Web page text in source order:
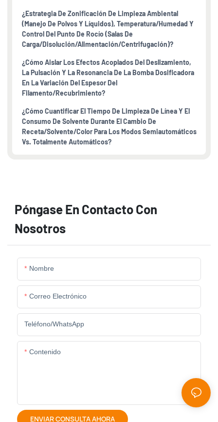
¿Estrategia De Zonificación De Limpieza Ambiental
(manejo De Polvos Y Líquidos), Temperatura/humedad Y
Control Del Punto De Rocío (salas De
Carga/disolución/alimentación/centrifugación)?
¿Cómo Aislar Los Efectos Acoplados Del Deslizamiento,
La Pulsación Y La Resonancia De La Bomba Dosificadora
En La Variación Del Espesor Del
Filamento/recubrimiento?
¿Cómo Cuantificar El Tiempo De Limpieza De Línea Y El
Consumo De Solvente Durante El Cambio De
Receta/solvente/color Para Los Modos Semiautomáticos
Vs. Totalmente Automáticos?
Póngase En Contacto Con
Nosotros
Nombre
Correo Electrónico
Teléfono/WhatsApp
Contenido
ENVIAR CONSULTA AHORA